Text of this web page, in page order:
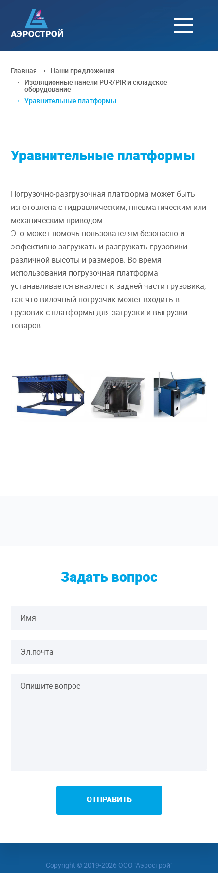
Главная
Наши предложения
Изоляционные панели PUR/PIR и складское
оборудование
Уравнительные платформы
Уравнительные платформы
Погрузочно-разгрузочная платформа может быть
изготовлена с гидравлическим, пневматическим или
механическим приводом.
Это может помочь пользователям безопасно и
эффективно загружать и разгружать грузовики
различной высоты и размеров. Во время
использования погрузочная платформа
устанавливается внахлест к задней части грузовика,
так что вилочный погрузчик может входить в
грузовик с платформы для загрузки и выгрузки
товаров.
Задать вопрос
ОТПРАВИТЬ
Copyright © 2019-2026 ООО "Аэрострой"